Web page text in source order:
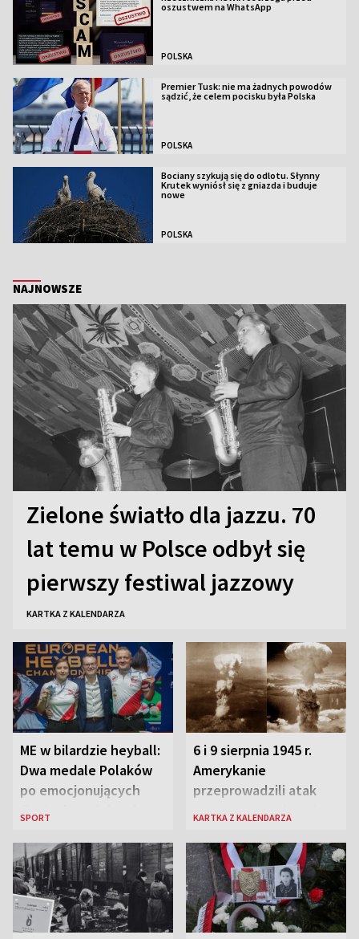
oszustwem na WhatsApp
POLSKA
Premier Tusk: nie ma żadnych powodów
sądzić, że celem pocisku była Polska
POLSKA
Bociany szykują się do odlotu. Słynny
Krutek wyniósł się z gniazda i buduje
nowe
POLSKA
NAJNOWSZE
Zielone światło dla jazzu. 70
lat temu w Polsce odbył się
pierwszy festiwal jazzowy
KARTKA Z KALENDARZA
ME w bilardzie heyball:
Dwa medale Polaków
po emocjonujących
finałach w Kielcach
SPORT
6 i 9 sierpnia 1945 r.
Amerykanie
przeprowadzili atak
atomowy na Hiroszimę
KARTKA Z KALENDARZA